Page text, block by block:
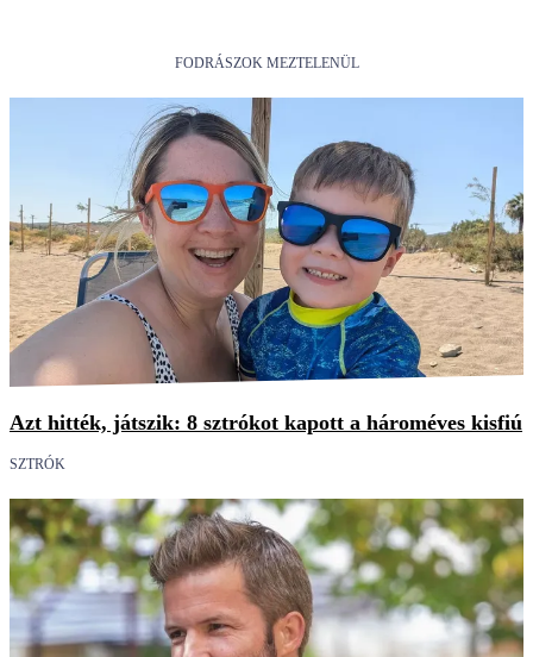
FODRÁSZOK MEZTELENÜL
Azt hitték, játszik: 8 sztrókot kapott a hároméves kisfiú
SZTRÓK